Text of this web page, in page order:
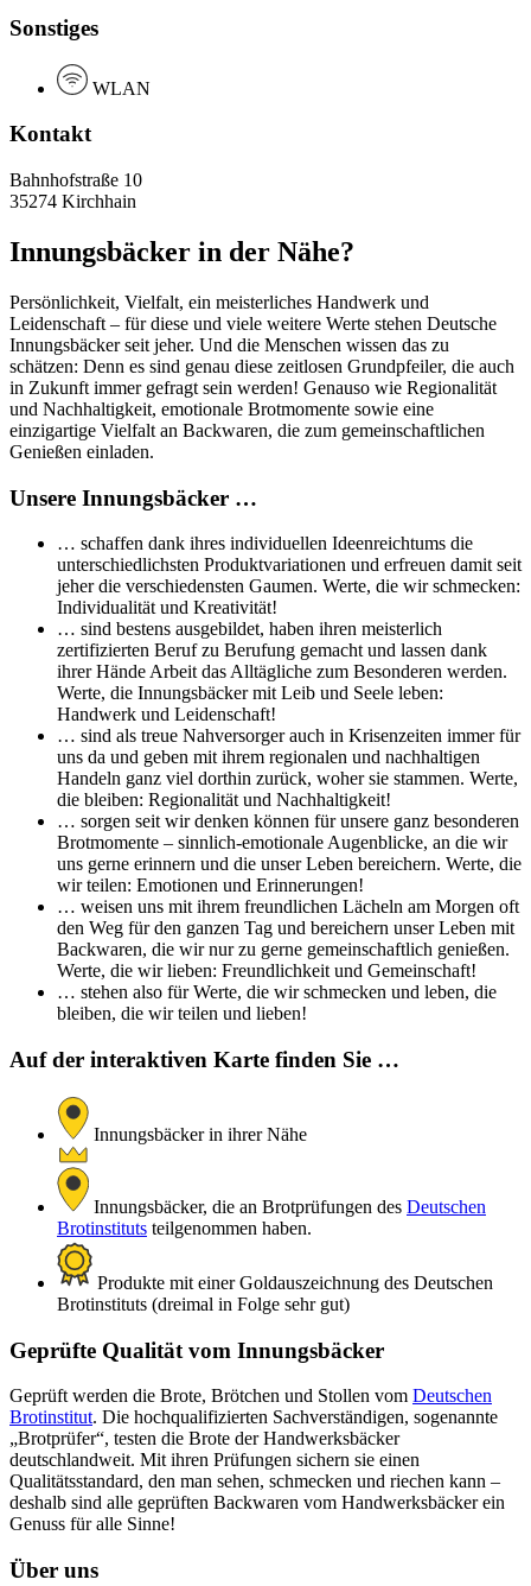
Sonstiges
WLAN
Kontakt
Bahnhofstraße 10
35274 Kirchhain
Innungsbäcker in der Nähe?
Persönlichkeit, Vielfalt, ein meisterliches Handwerk und
Leidenschaft – für diese und viele weitere Werte stehen Deutsche
Innungsbäcker seit jeher. Und die Menschen wissen das zu
schätzen: Denn es sind genau diese zeitlosen Grundpfeiler, die auch
in Zukunft immer gefragt sein werden! Genauso wie Regionalität
und Nachhaltigkeit, emotionale Brotmomente sowie eine
einzigartige Vielfalt an Backwaren, die zum gemeinschaftlichen
Genießen einladen.
Unsere Innungsbäcker …
… schaffen dank ihres individuellen Ideenreichtums die
unterschiedlichsten Produktvariationen und erfreuen damit seit
jeher die verschiedensten Gaumen. Werte, die wir schmecken:
Individualität und Kreativität!
… sind bestens ausgebildet, haben ihren meisterlich
zertifizierten Beruf zu Berufung gemacht und lassen dank
ihrer Hände Arbeit das Alltägliche zum Besonderen werden.
Werte, die Innungsbäcker mit Leib und Seele leben:
Handwerk und Leidenschaft!
… sind als treue Nahversorger auch in Krisenzeiten immer für
uns da und geben mit ihrem regionalen und nachhaltigen
Handeln ganz viel dorthin zurück, woher sie stammen. Werte,
die bleiben: Regionalität und Nachhaltigkeit!
… sorgen seit wir denken können für unsere ganz besonderen
Brotmomente – sinnlich-emotionale Augenblicke, an die wir
uns gerne erinnern und die unser Leben bereichern. Werte, die
wir teilen: Emotionen und Erinnerungen!
… weisen uns mit ihrem freundlichen Lächeln am Morgen oft
den Weg für den ganzen Tag und bereichern unser Leben mit
Backwaren, die wir nur zu gerne gemeinschaftlich genießen.
Werte, die wir lieben: Freundlichkeit und Gemeinschaft!
… stehen also für Werte, die wir schmecken und leben, die
bleiben, die wir teilen und lieben!
Auf der interaktiven Karte finden Sie …
Innungsbäcker in ihrer Nähe
Innungsbäcker, die an Brotprüfungen des Deutschen
Brotinstituts teilgenommen haben.
Produkte mit einer Goldauszeichnung des Deutschen
Brotinstituts (dreimal in Folge sehr gut)
Geprüfte Qualität vom Innungsbäcker
Geprüft werden die Brote, Brötchen und Stollen vom Deutschen
Brotinstitut. Die hochqualifizierten Sachverständigen, sogenannte
„Brotprüfer“, testen die Brote der Handwerksbäcker
deutschlandweit. Mit ihren Prüfungen sichern sie einen
Qualitätsstandard, den man sehen, schmecken und riechen kann –
deshalb sind alle geprüften Backwaren vom Handwerksbäcker ein
Genuss für alle Sinne!
Über uns